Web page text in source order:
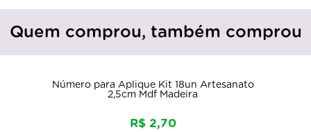
Quem comprou, também comprou
Número para Aplique Kit 18un Artesanato
2,5cm Mdf Madeira
R$ 2,70